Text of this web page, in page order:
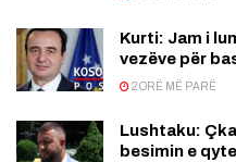
Kurti: Jam i
vezëve për
2 ORË MË PARË
Lushtaku:
besimin e